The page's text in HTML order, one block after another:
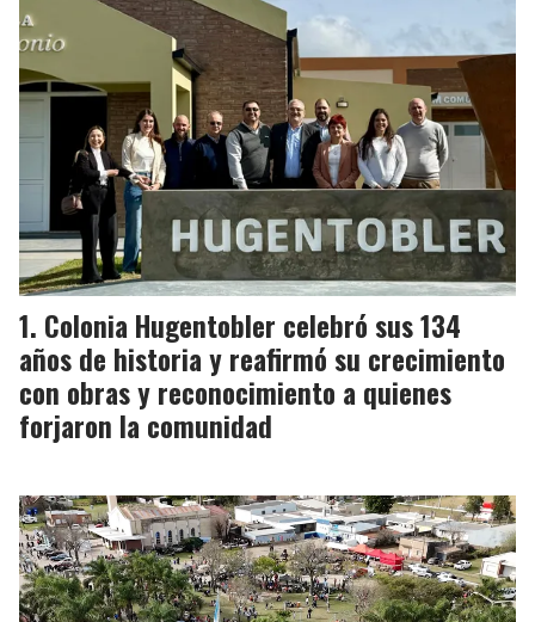
Colonia Hugentobler celebró sus 134
años de historia y reafirmó su crecimiento
con obras y reconocimiento a quienes
forjaron la comunidad